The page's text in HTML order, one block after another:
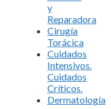
y
Reparadora
Cirugía
Torácica
Cuidados
Intensivos.
Cuidados
Críticos.
Dermatología